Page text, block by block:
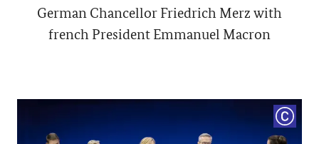
German Chancellor Friedrich Merz with
french President Emmanuel Macron